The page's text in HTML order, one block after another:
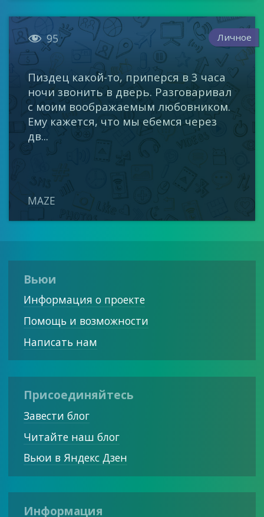
 95 Личное
Пиздец какой-то, приперся в 3 часа
ночи звонить в дверь. Разговаривал
с моим воображаемым любовником.
Ему кажется, что мы ебемся через
дв...
MAZE
Вьюи
Информация о проекте
Помощь и возможности
Написать нам
Присоединяйтесь
Завести блог
Читайте наш блог
Вьюи в Яндекс Дзен
Информация